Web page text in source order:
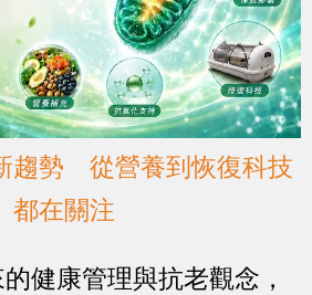
趨勢 從營養到恢復科技
都在關注
健康管理與抗老觀念，